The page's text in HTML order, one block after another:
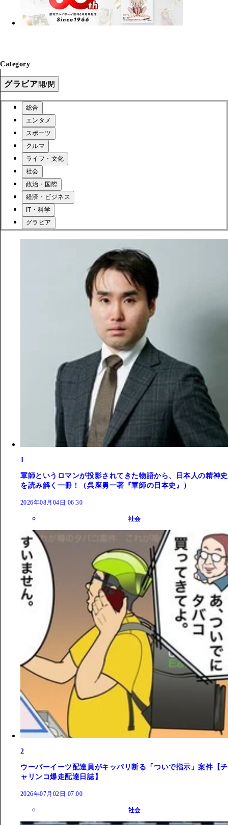
Category
グラビア開/閉
総合
エンタメ
スポーツ
クルマ
ライフ・文化
社会
政治・国際
経済・ビジネス
IT・科学
グラビア
1
軍師というロマンが投影されてきた物語から、日本人の精神史
を読み解く一冊！（呉座勇一著『軍師の日本史』）
2026年08月04日 06:30
社会
2
ウーバーイーツ配達員がキッパリ断る「ついで指示」案件【チ
ャリンコ爆走配達日誌】
2026年07月02日 07:00
社会